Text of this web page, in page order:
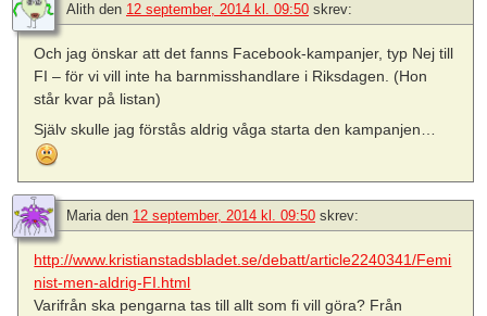
Alith den 12 september, 2014 kl. 09:50 skrev:
Och jag önskar att det fanns Facebook-kampanjer, typ Nej till
FI – för vi vill inte ha barnmisshandlare i Riksdagen. (Hon
står kvar på listan)
Själv skulle jag förstås aldrig våga starta den kampanjen…
Mariaden 12 september, 2014 kl. 09:50 skrev:
http://www.kristianstadsbladet.se/debatt/article2240341/Femi
nist-men-aldrig-FI.html
Varifrån ska pengarna tas till allt som fi vill göra? Från